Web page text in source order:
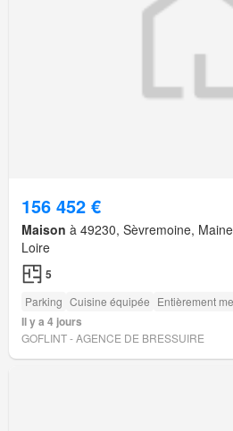
156 452 €
Maison à 49230, Sèvremoine,
Loire
5
Parking Cuisine équipée Entièrement
Il y a 4 jours
GOFLINT - AGENCE DE BRESSUIRE